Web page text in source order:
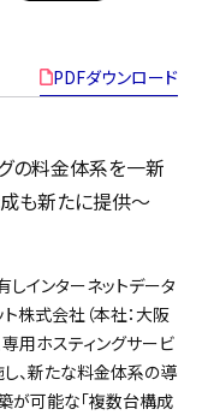
PDFダウンロード
グの料金体系を一新
も新たに提供〜
インターネットデータ
株式会社（本社：大阪
用ホスティングサービ
、新たな料金体系の導
が可能な「複数台構成